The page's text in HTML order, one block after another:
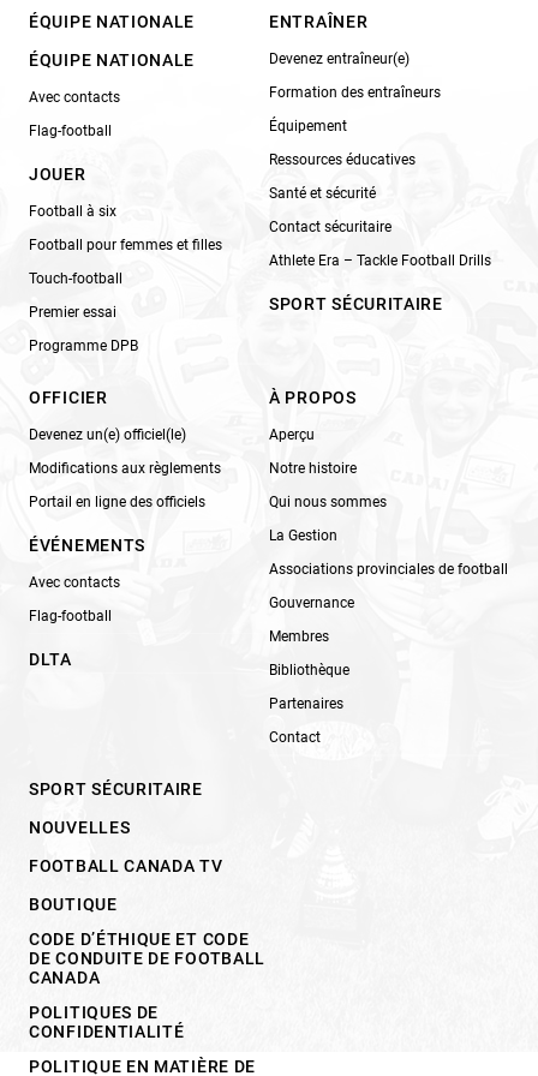
ÉQUIPE NATIONALE
ÉQUIPE NATIONALE
Avec contacts
Flag-football
JOUER
Football à six
Football pour femmes et filles
Touch-football
Premier essai
Programme DPB
ENTRAÎNER
Devenez entraîneur(e)
Formation des entraîneurs
Équipement
Ressources éducatives
Santé et sécurité
Contact sécuritaire
Athlete Era – Tackle Football Drills
SPORT SÉCURITAIRE
OFFICIER
Devenez un(e) officiel(le)
Modifications aux règlements
Portail en ligne des officiels
ÉVÉNEMENTS
Avec contacts
Flag-football
DLTA
À PROPOS
Aperçu
Notre histoire
Qui nous sommes
La Gestion
Associations provinciales de football
Gouvernance
Membres
Bibliothèque
Partenaires
Contact
SPORT SÉCURITAIRE
NOUVELLES
FOOTBALL CANADA TV
BOUTIQUE
CODE D’ÉTHIQUE ET CODE
DE CONDUITE DE FOOTBALL
CANADA
POLITIQUES DE
CONFIDENTIALITÉ
POLITIQUE EN MATIÈRE DE